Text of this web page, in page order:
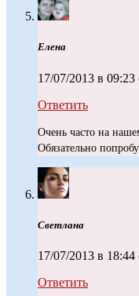
Елена
17/07/2013 в 09:23
Ответить
Очень часто на
Обязательно
Светлана
17/07/2013 в 18:44
Ответить